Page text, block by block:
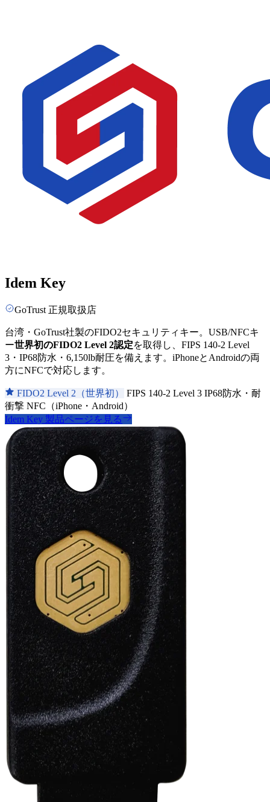
Idem Key
GoTrust 正規取扱店
台湾・GoTrust社製のFIDO2セキュリティキー。USB/NFCキ
ー世界初のFIDO2 Level 2認定を取得し、FIPS 140-2 Level
3・IP68防水・6,150lb耐圧を備えます。iPhoneとAndroidの両
方にNFCで対応します。
FIDO2 Level 2（世界初） FIPS 140-2 Level 3 IP68防水・耐
衝撃 NFC（iPhone・Android）
Idem Key 製品ページを見る